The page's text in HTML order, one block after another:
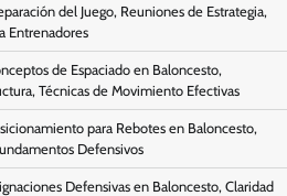
del Juego, Reuniones de Estrategia,
Entrenadores
de Espaciado en Baloncesto,
Técnicas de Movimiento Efectivas
para Rebotes en Baloncesto,
Defensivos
Defensivas en Baloncesto, Claridad